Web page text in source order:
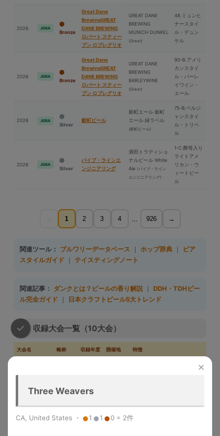
2026 JGBA
Bronze
Great Dane
BrewingGREAT
DANE BREWING
ロバート スティー
ブン ロブレグリオ
GREAT DANE
BREWING
MUNICH DUNKEL
(Great)
48.ミュンヒ
ナースタイ
ル・デュン
ケル
2026 JGBA
Bronze
Great Dane
BrewingGREAT
DANE BREWING
ロバート スティー
ブン ロブレグリオ
GREAT DANE
BREWING
BARLEYWINE
(Great)
90-B.アメリ
カンスタイ
ル・バーレ
イワイン・
エール
2026 JGBA
Silver
穀町ビール
穀町エール 穀町
エール 緑ラベル
(穀町ビール)
75-B.ベルジ
ャンスタイ
ル・トリペ
ル
2026 JGBA
Silver
パイプ・ラインエ
ンジニアリング
酒⽥トラディショ
ナルビール White
Ale (パイプ・ライン
エンジニアリング)
1-C.酵⺟入り
ライトアメ
リカン・ウ
ィートビー
ル
1 2 3 4 ... 926 →
×
Three Weavers
CA, United States ・ 1 1 0 = 2件
関連ツール： ブルワリーデータベース ホップ辞典
ビア
スタイルガイド
テイスティングノート
関連記事： ダンクとは？ビールの香り解説
DDH・TDHビー
ル完全ガイド
日本クラフトビール5大トレンド
収録大会一覧（10大会）
大会名 略称 収録年度 開催地 特徴
American
AIBA
ン（豪
州）